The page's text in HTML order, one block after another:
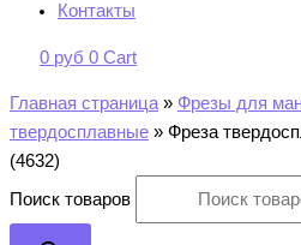
Контакты
0 руб 0 Cart
Главная страница» Фрезы для
твердосплавные » Фреза
(4632)
Поиск товаров